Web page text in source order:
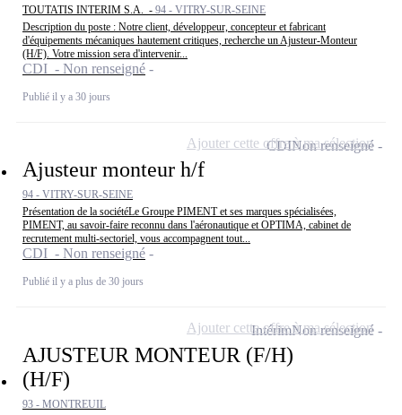
TOUTATIS INTERIM S.A. - 94 - VITRY-SUR-SEINE
Description du poste : Notre client, développeur, concepteur et fabricant
d'équipements mécaniques hautement critiques, recherche un Ajusteur-Monteur
(H/F). Votre mission sera d'intervenir...
CDI - Non renseigné
Publié il y a 30 jours
Ajusteur monteur h/f
94 - VITRY-SUR-SEINE
Présentation de la sociétéLe Groupe PIMENT et ses marques spécialisées,
PIMENT, au savoir-faire reconnu dans l'aéronautique et OPTIMA, cabinet de
recrutement multi-sectoriel, vous accompagnent tout...
CDI - Non renseigné
Publié il y a plus de 30 jours
CDINon renseigné
Ajouter cette offre à ma sélection
AJUSTEUR MONTEUR (F/H)
(H/F)
93 - MONTREUIL
IntérimNon renseigné
Ajouter cette offre à ma sélection